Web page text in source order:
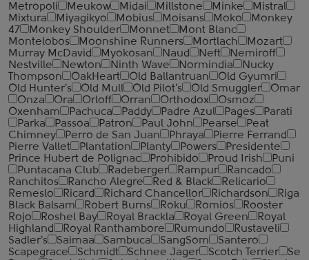
Metropoli
Meukow Midai Millstone Minke
Mistral
Mixtura
Miyagikyo Mobius Moisans Moko
Monkey
47
Monkey Shoulder Monnet
Mont Blanc
Montelobos
Moonshine Runners Mortlach
Mozart
Murray McDavid
Myokosan Naud Neft
Nemiroff
Nestville
Newton Ninth Wave Normindia
Nucky
Thompson
OakHeart Old Ballantruan
Old Gyumri
Old Hunter's
Old Mull Old Pilot's Old Smuggler
Omar
Onza
Ora Orloff Orran Orthodox
Osmoz
Oxenham
Pachuca Paddy Padre Azul Pages
Parati
Parka
Passoa Patron Paul John Pearse
Peat
Chimney
Perro de San Juan Phraya
Pierre Ferrand
Pierre Vallet
Plantation Planty Powers
Presidente
Prince Hubert de Polignac
Prohibido Proud Irish
Puni
Puntacana Club
Radeberger Rampur
Rancado
Ranchitos
Rancho Alegre Red & Black
Relicario
Remeslo
Ricard Richard Chancellor Richardson
Riga
Black Balsam
Robert Burns Roku Romios
Rooster
Rojo
Roshel Bay Royal Brackla Royal Green
Royal
Highland
Royal Ranthambore Rumundo
Rustaveli
Sadler's
Saimaa Sambuca SangSom
Santero
Scapegrace
Schmidt Schnee Jager Scotch Terrier
Se